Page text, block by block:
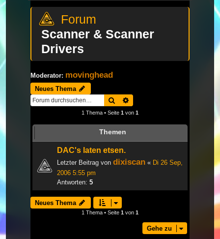
Scanner & Scanner
Drivers
Moderator: movinghead
Neues Thema
Suche
1 Thema • Seite 1 von 1
Themen
DAC's laten etsen.
Letzter Beitrag von dixiscan « Di 26 Sep,
2006 5:55 pm
Antworten: 5
Neues Thema
1 Thema • Seite 1 von 1
Gehe zu